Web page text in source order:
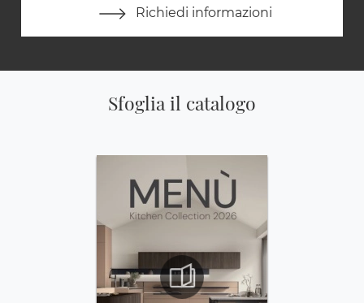
Richiedi informazioni
Sfoglia il catalogo